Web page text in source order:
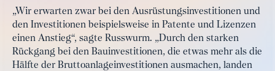
„Wir erwarten zwar bei den Ausrüstungsinvestitionen und
den Investitionen beispielsweise in Patente und Lizenzen
einen Anstieg“, sagte Russwurm. „Durch den starken
Rückgang bei den Bauinvestitionen, die etwas mehr als die
Hälfte der Bruttoanlageinvestitionen ausmachen, landen